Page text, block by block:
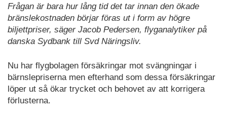
Frågan är bara hur lång tid det tar innan den ökade
bränslekostnaden börjar föras ut i form av högre
biljettpriser, säger Jacob Pedersen, flyganalytiker på
danska Sydbank till Svd Näringsliv.
Nu har flygbolagen försäkringar mot svängningar i
bärnslepriserna men efterhand som dessa försäkringar
löper ut så ökar trycket och behovet av att korrigera
förlusterna.